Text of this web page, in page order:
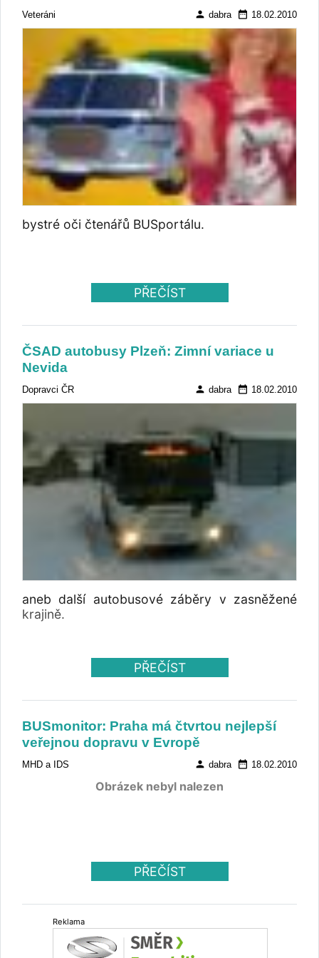
Veteráni person dabra date_range 18.02.2010
bystré oči čtenářů BUSportálu.
PŘEČÍST
ČSAD autobusy Plzeň: Zimní variace u
Nevida
Dopravci ČR person dabra date_range 18.02.2010
aneb další autobusové záběry v zasněžené
krajině.
PŘEČÍST
BUSmonitor: Praha má čtvrtou nejlepší
veřejnou dopravu v Evropě
MHD a IDS person dabra date_range 18.02.2010
Obrázek nebyl nalezen
PŘEČÍST
Reklama